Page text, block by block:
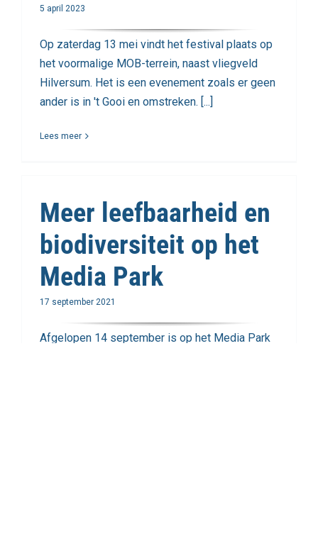
5 april 2023
Op zaterdag 13 mei vindt het festival plaats op
het voormalige MOB-terrein, naast vliegveld
Hilversum. Het is een evenement zoals er geen
ander is in 't Gooi en omstreken. [...]
Lees meer
Meer leefbaarheid en
biodiversiteit op het
Media Park
17 september 2021
Afgelopen 14 september is op het Media Park